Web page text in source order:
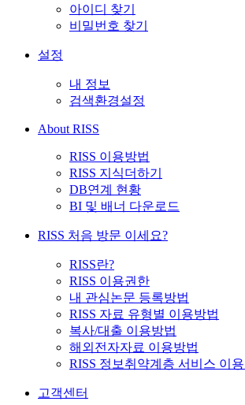
아이디 찾기
비밀번호 찾기
설정
내 정보
검색환경설정
About RISS
RISS 이용방법
RISS 지식더하기
DB연계 현황
BI 및 배너 다운로드
RISS 처음 방문 이세요?
RISS란?
RISS 이용권한
내 관심논문 등록방법
RISS 자료 유형별 이용방법
복사/대출 이용방법
해외전자자료 이용방법
RISS 정보취약계층 서비스 이
고객센터